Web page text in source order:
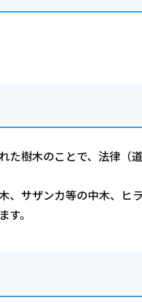
た樹木のことで、法律（
、サザンカ等の中木、ヒ
。